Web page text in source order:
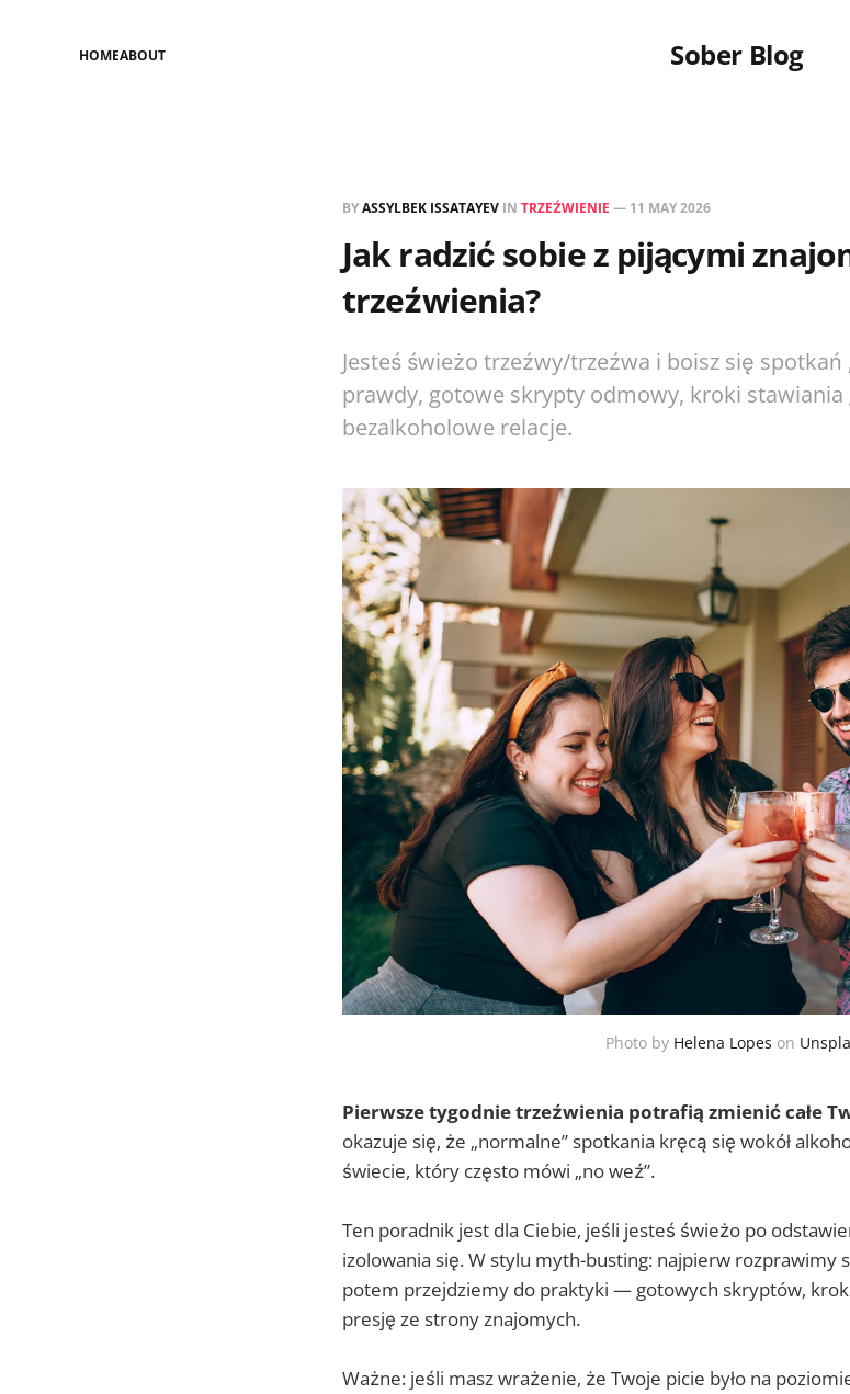
Sober Blog
HOMEABOUT
BYASSYLBEK ISSATAYEV IN TRZEŹWIENIE — 11 MAY 2026
Jak radzić sobie z pijącymi
trzeźwienia?
Jesteś świeżo trzeźwy/trzeźwa i boisz się spotkań
prawdy, gotowe skrypty odmowy, kroki stawiania
bezalkoholowe relacje.
Photo by Helena Lopes on
Pierwsze tygodnie trzeźwienia potrafią zmienić całe
okazuje się, że „normalne” spotkania kręcą się wokół
świecie, który często mówi „no weź”.
Ten poradnik jest dla Ciebie, jeśli jesteś świeżo po
izolowania się. W stylu myth-busting: najpierw rozprawimy
potem przejdziemy do praktyki — gotowych skryptów,
presję ze strony znajomych.
Ważne: jeśli masz wrażenie, że Twoje picie było na